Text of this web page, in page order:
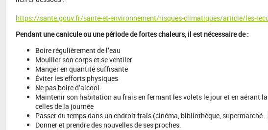
https://sante.gouv.fr/sante-et-environnement/risques-climatiques/article/les-
Pendant une canicule ou une période de fortes chaleurs, il est nécessaire de :
Boire régulièrement de l’eau
Mouiller son corps et se ventiler
Manger en quantité suffisante
Éviter les efforts physiques
Ne pas boire d’alcool
Maintenir son habitation au frais en fermant les volets le jour et en aérant
celles de la journée
Passer du temps dans un endroit frais (cinéma, bibliothèque, supermarché
Donner et prendre des nouvelles de ses proches.